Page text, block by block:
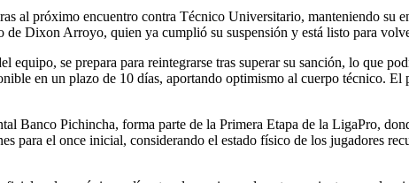
al próximo encuentro contra Técnico Universitario, manteniendo su
Dixon Arroyo, quien ya cumplió su suspensión y está listo para
equipo, se prepara para reintegrarse tras superar su sanción, lo que
en un plazo de 10 días, aportando optimismo al cuerpo técnico.
Banco Pichincha, forma parte de la Primera Etapa de la LigaPro,
para el once inicial, considerando el estado físico de los jugadores